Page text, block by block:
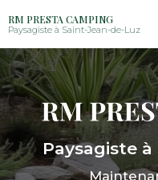
au
contenu
principal
RM PRESTA CAMPING
Paysagiste à Saint-Jean-de-Luz
Paysagiste